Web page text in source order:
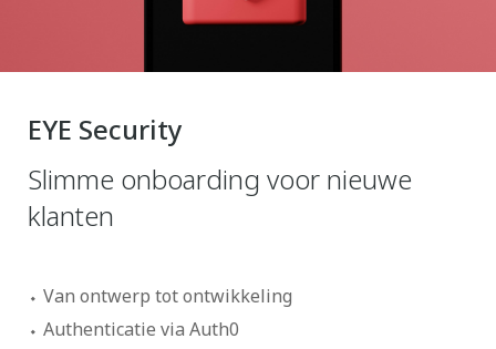
EYE Security
Slimme onboarding voor nieuwe
klanten
Van ontwerp tot ontwikkeling
Authenticatie via Auth0